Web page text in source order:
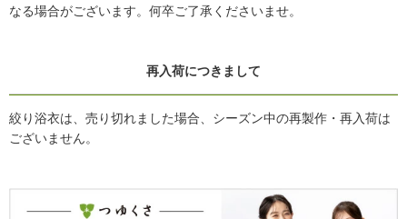
なる場合がございます。何卒ご了承くださいませ。
再入荷につきまして
絞り浴衣は、売り切れました場合、シーズン中の再製作・再入荷は
ございません。